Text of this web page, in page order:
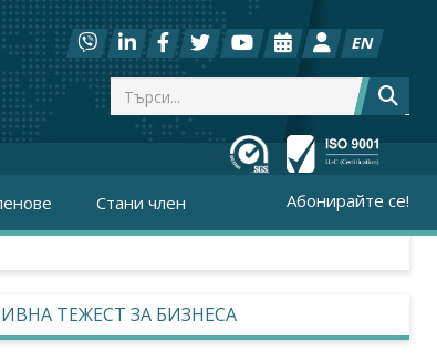
EN
Стани член Абонирайте се!
ТЕЖЕСТ ЗА БИЗНЕСА